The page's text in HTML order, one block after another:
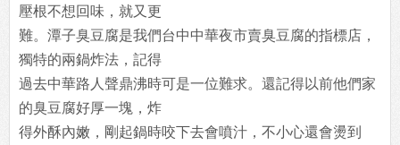
壓根不想回味，就又更
難。潭子臭豆腐是我們台中中華夜市賣臭豆腐的指標店，
獨特的兩鍋炸法，記得
過去中華路人聲鼎沸時可是一位難求。還記得以前他們家
的臭豆腐好厚一塊，炸
得外酥內嫩，剛起鍋時咬下去會噴汁，不小心還會燙到